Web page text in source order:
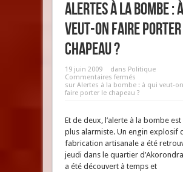
Alertes à la bombe :
veut-on faire
chapeau ?
19 juin 2009 dans Politique
Commentaires fermés
sur Alertes à la bombe : à qui veut-on
faire porter le chapeau ?
Et de deux, l’alerte à la bombe
plus alarmiste. Un engin explosif
fabrication artisanale a été
jeudi dans le quartier
a été découvert à temps et